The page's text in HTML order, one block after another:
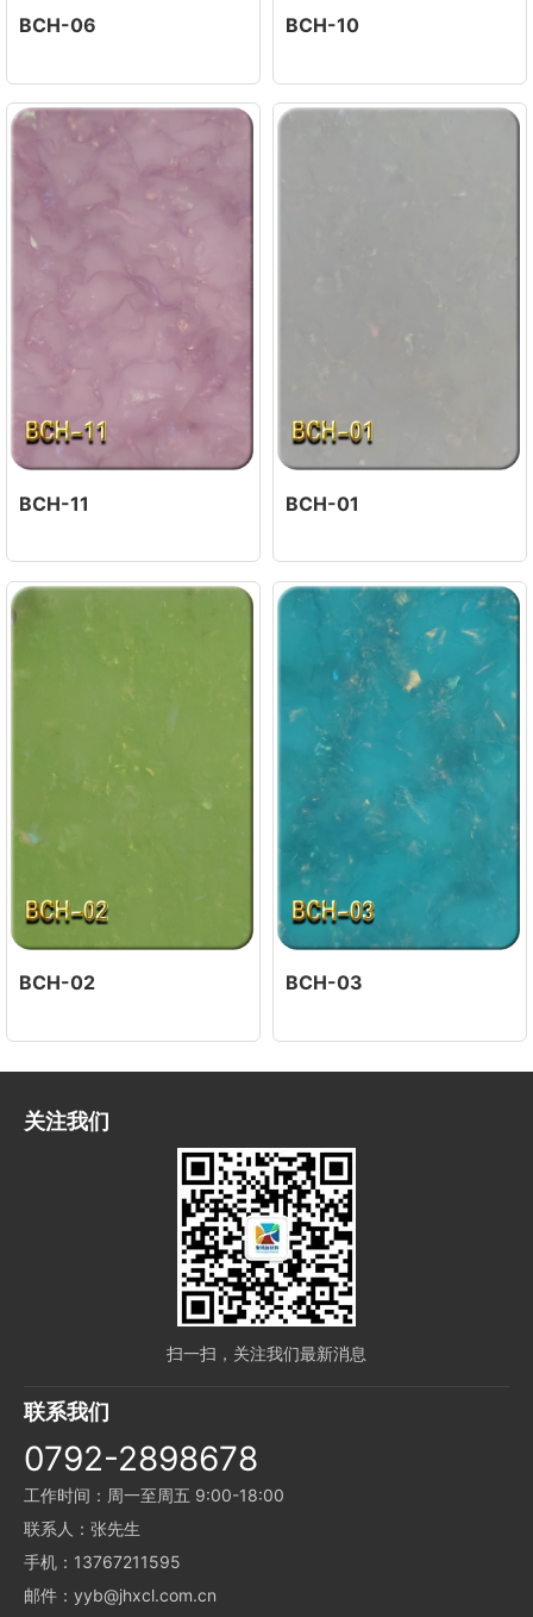
BCH-06 BCH-10
BCH-11 BCH-01
BCH-02 BCH-03
关注我们
扫一扫，关注我们最新消息
联系我们
0792-2898678
工作时间：周一至周五 9:00-18:00
联系人：张先生
手机：13767211595
邮件：yyb@jhxcl.com.cn